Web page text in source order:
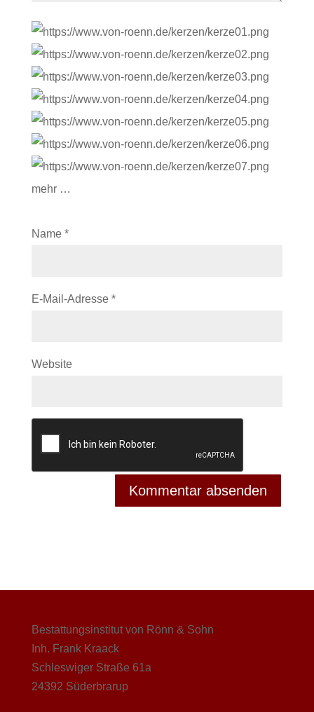
mehr …
Name *
E-Mail-Adresse *
Website
Bestattungsinstitut von Rönn & Sohn
Inh. Frank Kraack
Schleswiger Straße 61a
24392 Süderbrarup